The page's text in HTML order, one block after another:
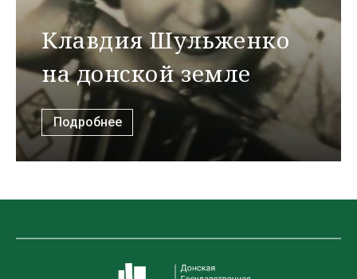
Клавдия Шульженко
на донской земле
Подробнее